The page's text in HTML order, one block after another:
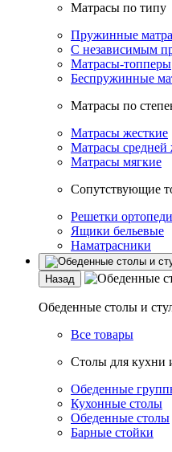
Матрасы по типу
Пружинные
С независимым
Матрасы-топперы
Беспружинные
Матрасы по
Матрасы жесткие
Матрасы средней
Матрасы мягкие
Сопутствующие
Решетки
Ящики бельевые
Наматрасники
Назад
Обеденные столы и
Все товары
Столы для кухни
Обеденные
Кухонные столы
Обеденные столы
Барные стойки